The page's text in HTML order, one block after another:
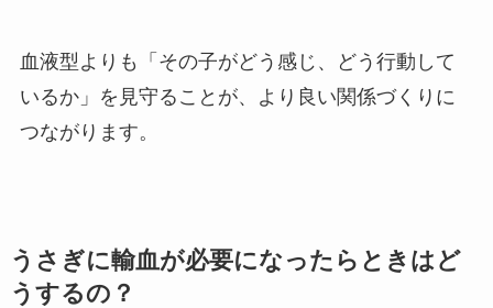
血液型よりも「その子がどう感じ、どう行動して
いるか」を見守ることが、より良い関係づくりに
つながります。
うさぎに輸血が必要になったらときはど
うするの？